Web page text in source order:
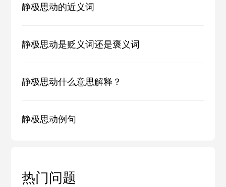
静极思动的近义词
静极思动是贬义词还是褒义词
静极思动什么意思解释？
静极思动例句
热门问题